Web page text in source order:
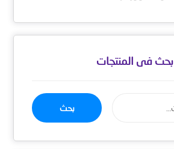
بحث فى المنتجات
بحث